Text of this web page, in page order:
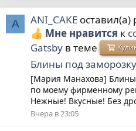
A ANI_CAKE
Мне нравится к
Gatsby в теме
Блины под
[Мария Манахова] Блины
по моему фирменному
Нежные! Вкусные! Без
Вчера в 23:05